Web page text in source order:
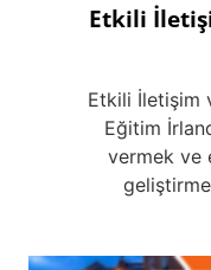
Etkili
Etkili İletişim
Eğitim
vermek ve